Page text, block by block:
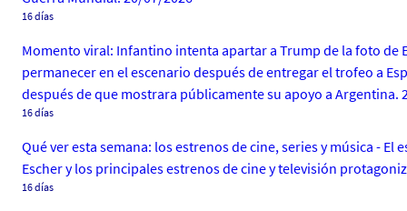
16 días
Momento viral: Infantino intenta apartar a Trump de la foto de
permanecer en el escenario después de entregar el trofeo a
después de que mostrara públicamente su apoyo a Argentina.
16 días
Qué ver esta semana: los estrenos de cine, series y música - El
Escher y los principales estrenos de cine y televisión
16 días